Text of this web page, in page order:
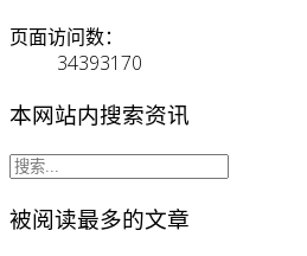
页面访问数：
34393170
本网站内搜索资讯
被阅读最多的文章